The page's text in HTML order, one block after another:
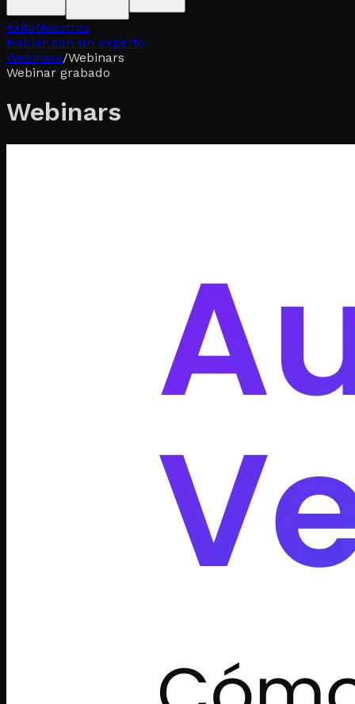
éxitoNosotros
Hablar con un experto
Webinars/Webinars
Webinar grabado
Webinars